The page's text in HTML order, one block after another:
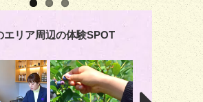
エリア周辺の体験SPOT